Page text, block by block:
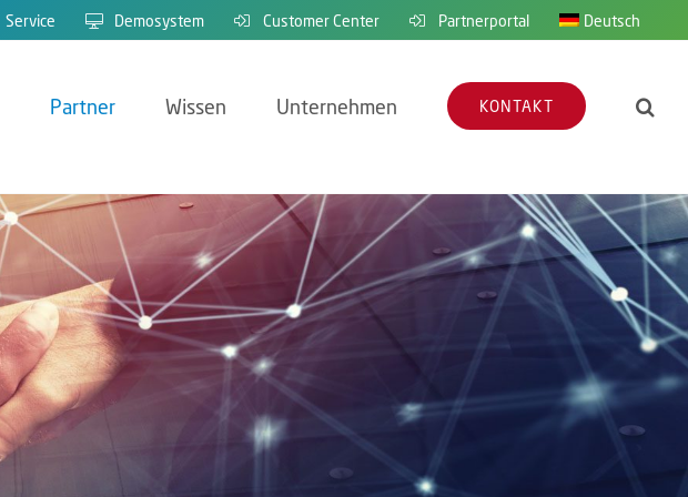
Service Demosystem Customer Center Partnerportal Deutsch
Partner Wissen Unternehmen KONTAKT